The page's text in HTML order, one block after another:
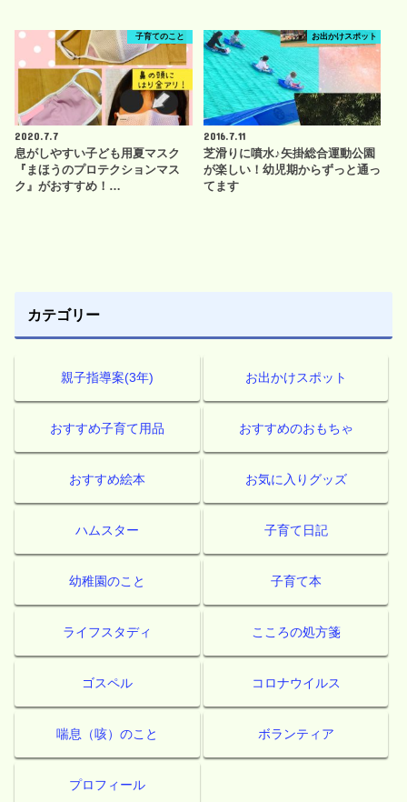
子育てのこと
2020.7.7
息がしやすい子ども用夏マスク
『まほうのプロテクションマス
ク』がおすすめ！…
お出かけスポット
2016.7.11
芝滑りに噴水♪矢掛総合運動公園
が楽しい！幼児期からずっと通っ
てます
カテゴリー
親子指導案(3年) お出かけスポット
おすすめ子育て用品 おすすめのおもちゃ
おすすめ絵本 お気に入りグッズ
ハムスター 子育て日記
幼稚園のこと 子育て本
ライフスタディ こころの処方箋
ゴスペル コロナウイルス
喘息（咳）のこと ボランティア
プロフィール